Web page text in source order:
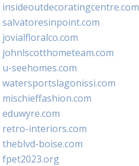
insideoutdecoratingcentre.com
salvatoresinpoint.com
jovialfloralco.com
johnlscotthometeam.com
u-seehomes.com
watersportslagonissi.com
mischieffashion.com
eduwyre.com
retro-interiors.com
theblvd-boise.com
fpet2023.org